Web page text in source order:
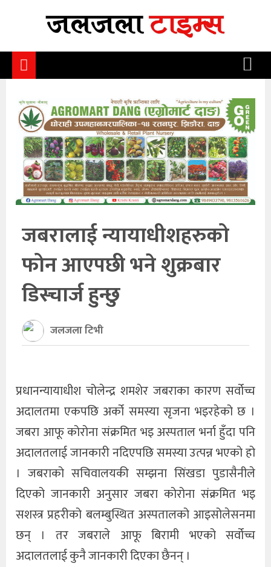
समाचार
समाज
राजनीति
आर्थिक
अन्तर्वार्ता
विचार
साहित्य/
सूचना
प्रविधि
खेलकुद
अन्तर्राष्ट्रिय
जबरालाई न्यायाधीशहरुको
फोन आएपछी भने शुक्रबार
डिस्चार्ज हुन्छु
जलजला टिभी
प्रधानन्यायाधीश चोलेन्द्र शमशेर जबराका कारण सर्वोच्च
अदालतमा एकपछि अर्को समस्या सृजना भइरहेको छ ।
जबरा आफू कोरोना संक्रमित भइ अस्पताल भर्ना हुँदा पनि
अदालतलाई जानकारी नदिएपछि समस्या उत्पन्न भएको हो
। जबराको सचिवालयकी सम्झना सिंखडा पुडासैनीले
दिएको जानकारी अनुसार जबरा कोरोना संक्रमित भइ
सशस्त्र प्रहरीको बलम्बुस्थित अस्पतालको आइसोलेसनमा
छन् । तर जबराले आफू बिरामी भएको सर्वोच्च
अदालतलाई कुनै जानकारी दिएका छैनन् ।